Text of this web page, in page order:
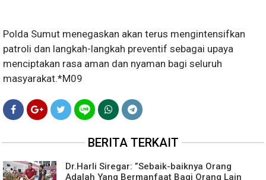
Polda Sumut menegaskan akan terus mengintensifkan
patroli dan langkah-langkah preventif sebagai upaya
menciptakan rasa aman dan nyaman bagi seluruh
masyarakat.*M09
BERITA TERKAIT
Dr.Harli Siregar: ”Sebaik-baiknya Orang
Adalah Yang Bermanfaat Bagi Orang Lain